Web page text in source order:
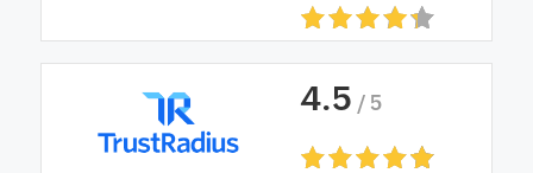
4.5 / 5